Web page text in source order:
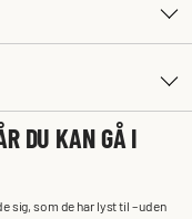
DU KAN GÅ I
sig, som de har lyst til – uden